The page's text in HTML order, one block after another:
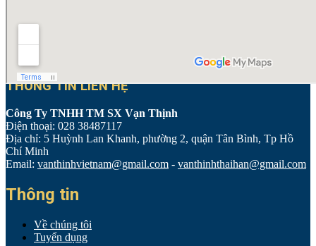
THÔNG TIN LIÊN HỆ
Công Ty TNHH TM SX Vạn Thịnh
Điện thoại: 028 38487117
Địa chỉ: 5 Huỳnh Lan Khanh, phường 2, quận Tân Bình, Tp Hồ
Chí Minh
Email: vanthinhvietnam@gmail.com - vanthinhthaihan@gmail.com
Thông tin
Về chúng tôi
Tuyển dụng